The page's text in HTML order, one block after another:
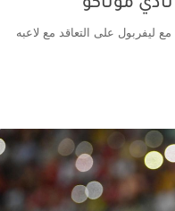
نادي موناكو
ليفربول على التعاقد مع لاعبه